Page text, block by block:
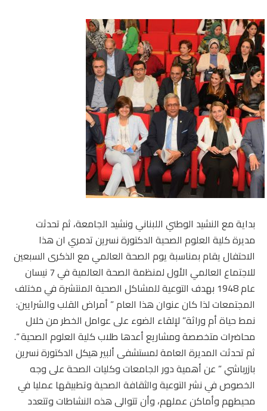
بداية مع النشيد الوطني اللبناني ونشيد الجامعة، ثم تحدثت
مديرة كلية العلوم الصحية الدكتورة نسرين تدمري ان هذا
الاحتفال يقام بمناسبة يوم الصحة العالمي مع الذكرى السبعين
للاجتماع العالمي الأول لمنظمة الصحة العالمية في 7 نيسان
عام 1948 بهدف التوعية للمشاكل الصحية المنتشرة في مختلف
المجتمعات لذا كان عنوان هذا العام ” أمراض القلب والشرايين:
نمط حياة أم وراثة” لإلقاء الضوء على عوامل الخطر من خلال
محاضرات متخصصة ومشاريع أعدها طلاب كلية العلوم الصحية “.
ثم تحدثت المديرة العامة لمستشفى ألبير هيكل الدكتورة نسرين
بازرباشي ” عن أهمية دور الجامعات وكليات الصحة على وجه
الخصوص في نشر التوعية والثقافة الصحية وتطبيقها عمليا في
محيطهم وأماكن عملهم، وأن تتوالى هذه النشاطات وتتعدد